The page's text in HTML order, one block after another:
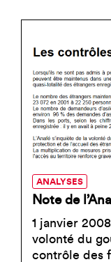
ANALYSES
Note de
1 janvier
volonté du
contrôle des